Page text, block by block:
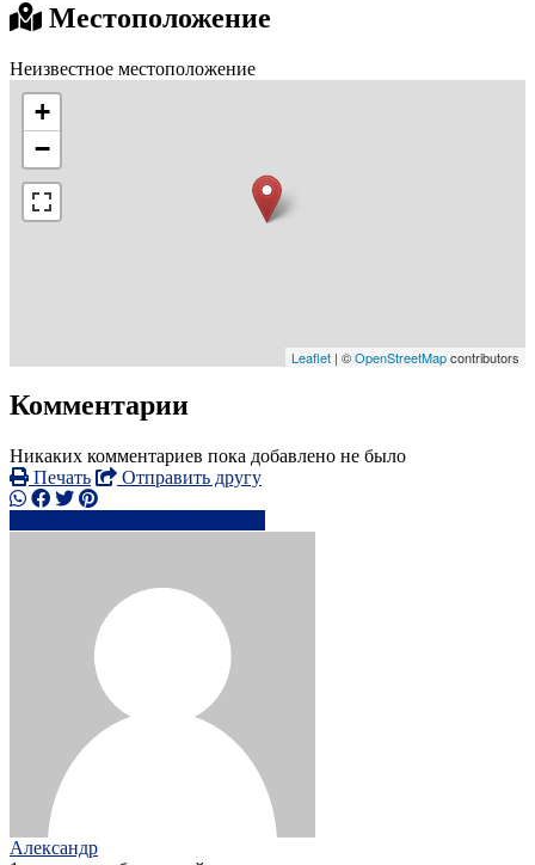
Местоположение
Неизвестное местоположение
+
−
Leaflet | ©OpenStreetMapcontributors
Комментарии
Никаких комментариев пока добавлено не было
Печать
Отправить другу
Александр